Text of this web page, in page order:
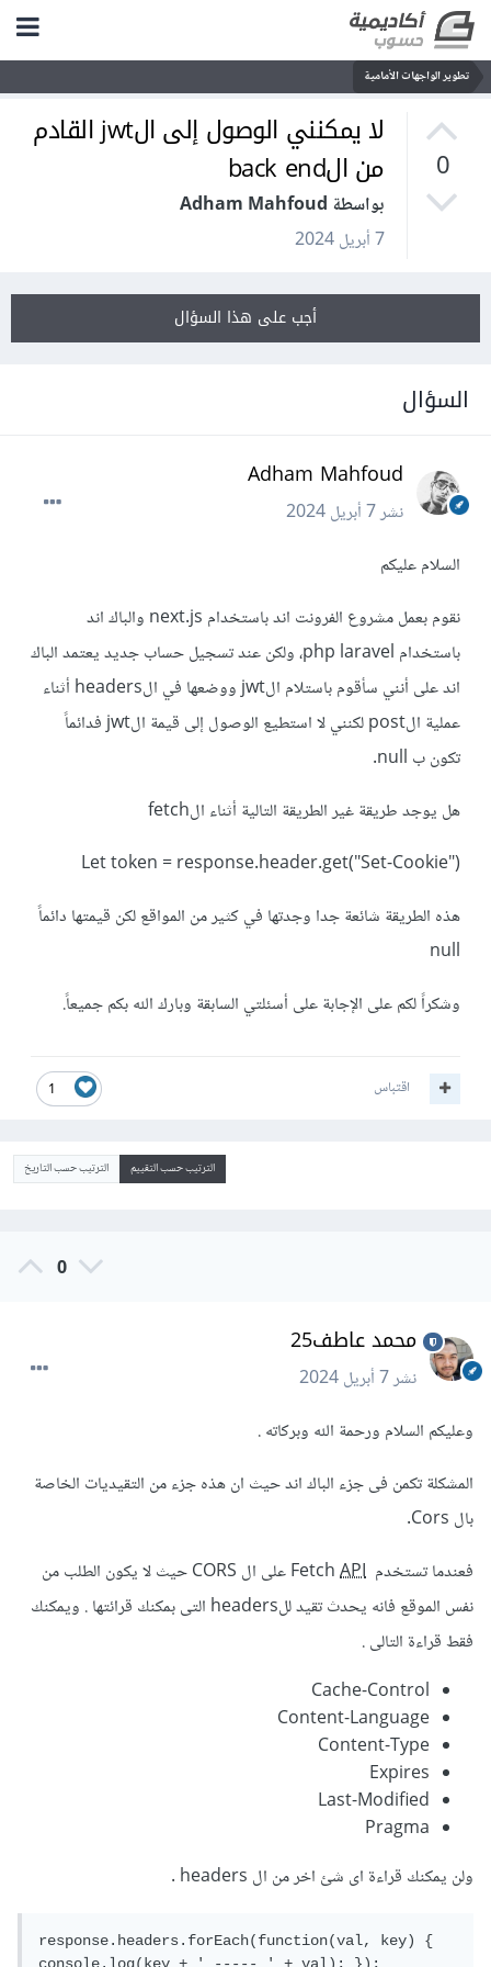
تطوير الواجهات الأمامية
0
لا يمكنني الوصول إلى الjwt القادم
من الback end
بواسطة Adham Mahfoud
7 أبريل 2024
أجب على هذا السؤال
السؤال
Adham Mahfoud
نشر7 أبريل 2024
السلام عليكم
نقوم بعمل مشروع الفرونت اند باستخدام next.js والباك اند
باستخدام php laravel، ولكن عند تسجيل حساب جديد يعتمد الباك
اند على أنني سأقوم باستلام الjwt ووضعها في الheaders أثناء
عملية الpost لكنني لا استطيع الوصول إلى قيمة الjwt فدائماً
تكون ب null.
هل يوجد طريقة غير الطريقة التالية أثناء الfetch
Let token = response.header.get("Set-Cookie")
هذه الطريقة شائعة جدا وجدتها في كثير من المواقع لكن قيمتها دائماً
null
وشكراً لكم على الإجابة على أسئلتي السابقة وبارك الله بكم جميعاً.
1 اقتباس
الترتيب حسب التقييم الترتيب حسب التاريخ
0
محمد عاطف25
نشر7 أبريل 2024
وعليكم السلام ورحمة الله وبركاته .
المشكلة تكمن فى جزء الباك اند حيث ان هذه جزء من التقيديات الخاصة
بال Cors.
فعندما تستخدم Fetch API
على ال CORS حيث لا يكون الطلب من
نفس الموقع فانه يحدث تقيد للheaders التى بمكنك قرائتها . ويمكنك
فقط قراءة التالى .
Cache-Control
Content-Language
Content-Type
Expires
Last-Modified
Pragma
ولن يمكنك قراءة اى شئ اخر من ال headers .
response.headers.forEach(function(val, key) {